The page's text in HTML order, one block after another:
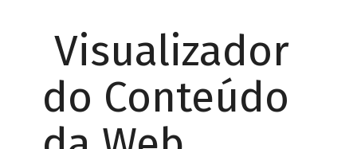
Visualizador
do Conteúdo